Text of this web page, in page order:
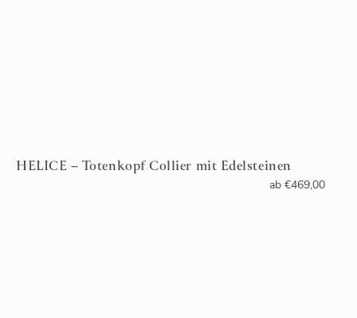
HELICE – Totenkopf Collier mit Edelsteinen
ab €469,00